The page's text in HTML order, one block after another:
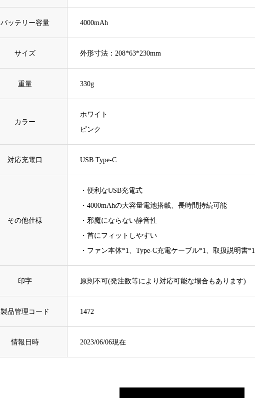
バッテリー容量 4000mAh
サイズ 外形寸法：208*63*230mm
重量 330g
カラー
ホワイト
ピンク
対応充電口 USB Type-C
その他仕様
・便利なUSB充電式
・4000mAhの大容量電池搭載、長時間持続可能
・邪魔にならない静音性
・首にフィットしやすい
・ファン本体*1、Type-C充電ケーブル*1、取扱説明書*1
印字 原則不可(発注数等により対応可能な場合もあります)
製品管理コード 1472
情報日時 2023/06/06現在